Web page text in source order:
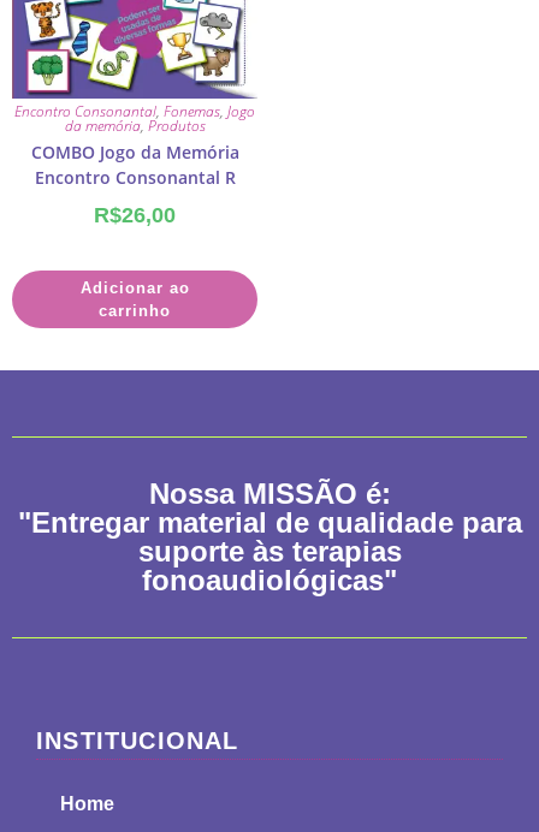
Encontro Consonantal, Fonemas, Jogo
da memória, Produtos
COMBO Jogo da Memória
Encontro Consonantal R
R$26,00
Adicionar ao
carrinho
Nossa MISSÃO é:
"Entregar material de qualidade para
suporte às terapias
fonoaudiológicas"
INSTITUCIONAL
Home